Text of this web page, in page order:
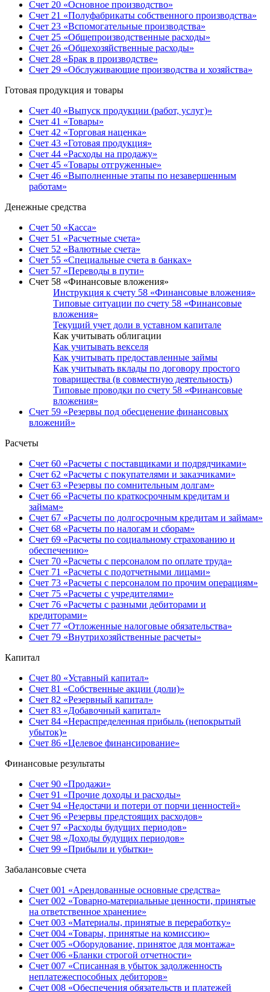
Счет 20 «Основное производство»
Счет 21 «Полуфабрикаты собственного производства»
Счет 23 «Вспомогательные производства»
Счет 25 «Общепроизводственные расходы»
Счет 26 «Общехозяйственные расходы»
Счет 28 «Брак в производстве»
Счет 29 «Обслуживающие производства и хозяйства»
Готовая продукция и товары
Счет 40 «Выпуск продукции (работ, услуг)»
Счет 41 «Товары»
Счет 42 «Торговая наценка»
Счет 43 «Готовая продукция»
Счет 44 «Расходы на продажу»
Счет 45 «Товары отгруженные»
Счет 46 «Выполненные этапы по незавершенным
работам»
Денежные средства
Счет 50 «Касса»
Счет 51 «Расчетные счета»
Счет 52 «Валютные счета»
Счет 55 «Специальные счета в банках»
Счет 57 «Переводы в пути»
Счет 58 «Финансовые вложения»
Инструкция к счету 58 «Финансовые вложения»
Типовые ситуации по счету 58 «Финансовые
вложения»
Текущий учет доли в уставном капитале
Как учитывать облигации
Как учитывать векселя
Как учитывать предоставленные займы
Как учитывать вклады по договору простого
товарищества (в совместную деятельность)
Типовые проводки по счету 58 «Финансовые
вложения»
Счет 59 «Резервы под обесценение финансовых
вложений»
Расчеты
Счет 60 «Расчеты с поставщиками и подрядчиками»
Счет 62 «Расчеты с покупателями и заказчиками»
Счет 63 «Резервы по сомнительным долгам»
Счет 66 «Расчеты по краткосрочным кредитам и
займам»
Счет 67 «Расчеты по долгосрочным кредитам и займам»
Счет 68 «Расчеты по налогам и сборам»
Счет 69 «Расчеты по социальному страхованию и
обеспечению»
Счет 70 «Расчеты с персоналом по оплате труда»
Счет 71 «Расчеты с подотчетными лицами»
Счет 73 «Расчеты с персоналом по прочим операциям»
Счет 75 «Расчеты с учредителями»
Счет 76 «Расчеты с разными дебиторами и
кредиторами»
Счет 77 «Отложенные налоговые обязательства»
Счет 79 «Внутрихозяйственные расчеты»
Капитал
Счет 80 «Уставный капитал»
Счет 81 «Собственные акции (доли)»
Счет 82 «Резервный капитал»
Счет 83 «Добавочный капитал»
Счет 84 «Нераспределенная прибыль (непокрытый
убыток)»
Счет 86 «Целевое финансирование»
Финансовые результаты
Счет 90 «Продажи»
Счет 91 «Прочие доходы и расходы»
Счет 94 «Недостачи и потери от порчи ценностей»
Счет 96 «Резервы предстоящих расходов»
Счет 97 «Расходы будущих периодов»
Счет 98 «Доходы будущих периодов»
Счет 99 «Прибыли и убытки»
Забалансовые счета
Счет 001 «Арендованные основные средства»
Счет 002 «Товарно-материальные ценности, принятые
на ответственное хранение»
Счет 003 «Материалы, принятые в переработку»
Счет 004 «Товары, принятые на комиссию»
Счет 005 «Оборудование, принятое для монтажа»
Счет 006 «Бланки строгой отчетности»
Счет 007 «Списанная в убыток задолженность
неплатежеспособных дебиторов»
Счет 008 «Обеспечения обязательств и платежей